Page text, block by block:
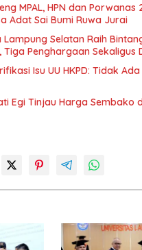
MPAL, HPN dan Porwanas
Adat Sai Bumi Ruwa Jurai
Selatan Raih
Tiga Penghargaan Sekaligus
Isu UU HKPD: Tidak
Egi Tinjau Harga Sembako